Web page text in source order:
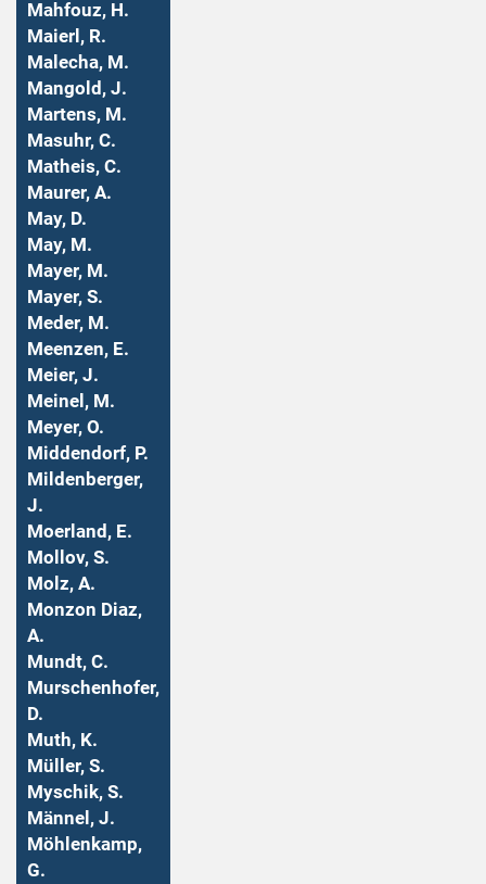
Mahfouz, H.
Maierl, R.
Malecha, M.
Mangold, J.
Martens, M.
Masuhr, C.
Matheis, C.
Maurer, A.
May, D.
May, M.
Mayer, M.
Mayer, S.
Meder, M.
Meenzen, E.
Meier, J.
Meinel, M.
Meyer, O.
Middendorf, P.
Mildenberger,
J.
Moerland, E.
Mollov, S.
Molz, A.
Monzon Diaz,
A.
Mundt, C.
Murschenhofer,
D.
Muth, K.
Müller, S.
Myschik, S.
Männel, J.
Möhlenkamp,
G.